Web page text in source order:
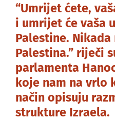
“Umrijet ćete,
i umrijet će vaša
Palestine.
Palestina.” riječi
parlamenta
koje nam na
način opisuju
strukture Izraela.